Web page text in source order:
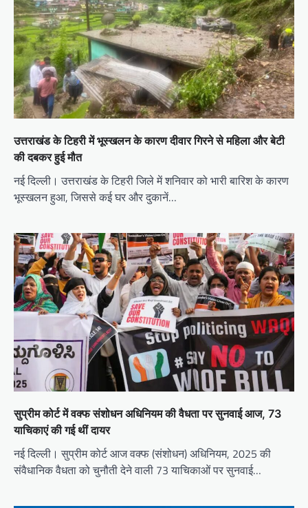
उत्तराखंड के टिहरी में भूस्खलन के कारण दीवार गिरने से महिला और बेटी
की दबकर हुई मौत
नई दिल्ली। उत्तराखंड के टिहरी जिले में शनिवार को भारी बारिश के कारण
भूस्खलन हुआ, जिससे कई घर और दुकानें…
सुप्रीम कोर्ट में वक्फ संशोधन अधिनियम की वैधता पर सुनवाई आज, 73
याचिकाएं की गई थीं दायर
नई दिल्ली। सुप्रीम कोर्ट आज वक्फ (संशोधन) अधिनियम, 2025 की
संवैधानिक वैधता को चुनौती देने वाली 73 याचिकाओं पर सुनवाई…